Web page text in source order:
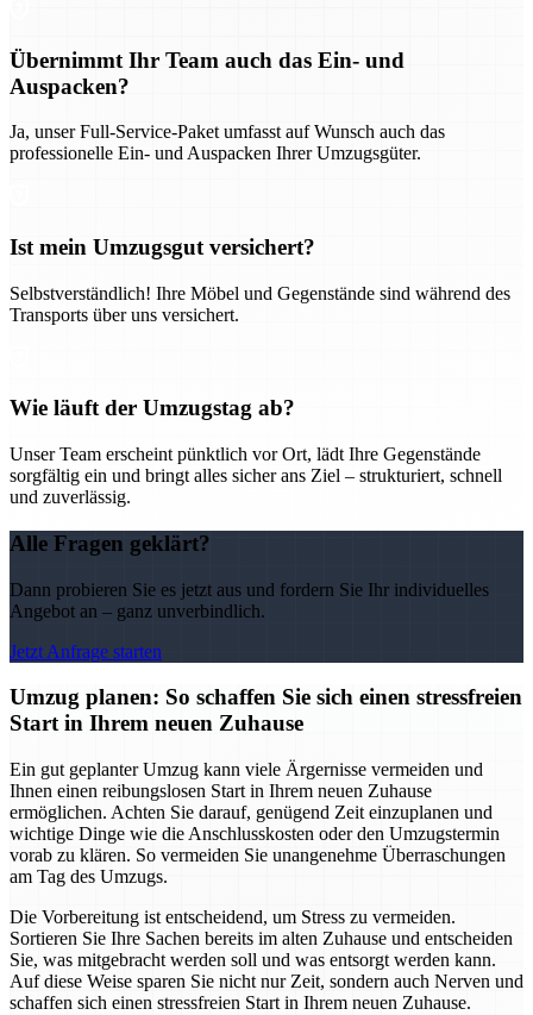
Übernimmt Ihr Team auch das Ein- und
Auspacken?
Ja, unser Full-Service-Paket umfasst auf Wunsch auch das
professionelle Ein- und Auspacken Ihrer Umzugsgüter.
Ist mein Umzugsgut versichert?
Selbstverständlich! Ihre Möbel und Gegenstände sind während des
Transports über uns versichert.
Wie läuft der Umzugstag ab?
Unser Team erscheint pünktlich vor Ort, lädt Ihre Gegenstände
sorgfältig ein und bringt alles sicher ans Ziel – strukturiert, schnell
und zuverlässig.
Alle Fragen geklärt?
Dann probieren Sie es jetzt aus und fordern Sie Ihr individuelles
Angebot an – ganz unverbindlich.
Jetzt Anfrage starten
Umzug planen: So schaffen Sie sich einen stressfreien
Start in Ihrem neuen Zuhause
Ein gut geplanter Umzug kann viele Ärgernisse vermeiden und
Ihnen einen reibungslosen Start in Ihrem neuen Zuhause
ermöglichen. Achten Sie darauf, genügend Zeit einzuplanen und
wichtige Dinge wie die Anschlusskosten oder den Umzugstermin
vorab zu klären. So vermeiden Sie unangenehme Überraschungen
am Tag des Umzugs.
Die Vorbereitung ist entscheidend, um Stress zu vermeiden.
Sortieren Sie Ihre Sachen bereits im alten Zuhause und entscheiden
Sie, was mitgebracht werden soll und was entsorgt werden kann.
Auf diese Weise sparen Sie nicht nur Zeit, sondern auch Nerven und
schaffen sich einen stressfreien Start in Ihrem neuen Zuhause.